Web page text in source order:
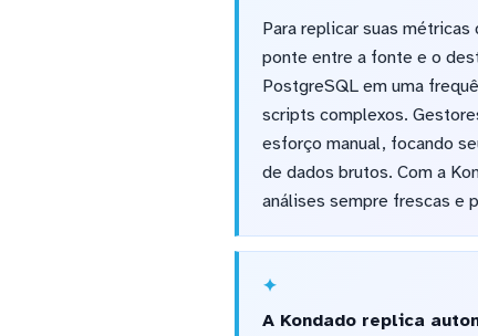
Para replicar suas
ponte entre a fonte e o
PostgreSQL em uma
scripts complexos.
esforço manual, focando
de dados brutos. Com a
análises sempre frescas e
A Kondado replica